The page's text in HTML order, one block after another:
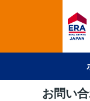
お問い